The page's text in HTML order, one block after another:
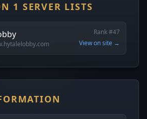
1 SERVER LISTS
Rank #47
View on site →